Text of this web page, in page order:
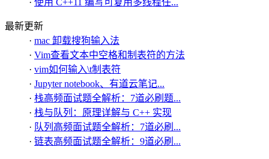
最新更新
· mac 卸载搜狗输入法
· Vim查看文本中空格和制表符的方法
· vim如何输入\t制表符
· Jupyter notebook、有道云笔记...
· 栈高频面试题全解析：7道必刷题...
· 栈与队列：原理详解与 C++ 实现
· 队列高频面试题全解析：7道必刷...
· 链表高频面试题全解析：9道必刷...